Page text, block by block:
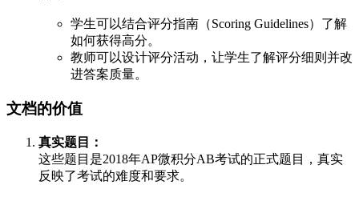
学生可以结合评分指南（Scoring Guidelines）了解
如何获得高分。
教师可以设计评分活动，让学生了解评分细则并改
进答案质量。
文档的价值
真实题目：
这些题目是2018年AP微积分AB考试的正式题目，真实
反映了考试的难度和要求。